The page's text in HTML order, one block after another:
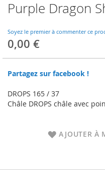
Purple Dragon
Soyez le premier à commenter ce
0,00 €
Partagez sur facebook !
DROPS 165 / 37
Châle DROPS châle avec
AJOUTER À
Skip
to
beginning
of
the
gallery